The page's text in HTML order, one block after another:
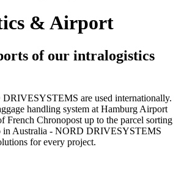
& Airport
of our intralogistics
are used internationally.
handling system at Hamburg Airport
French Chronopost up to the parcel sorting
in Australia - NORD DRIVESYSTEMS
for every project.